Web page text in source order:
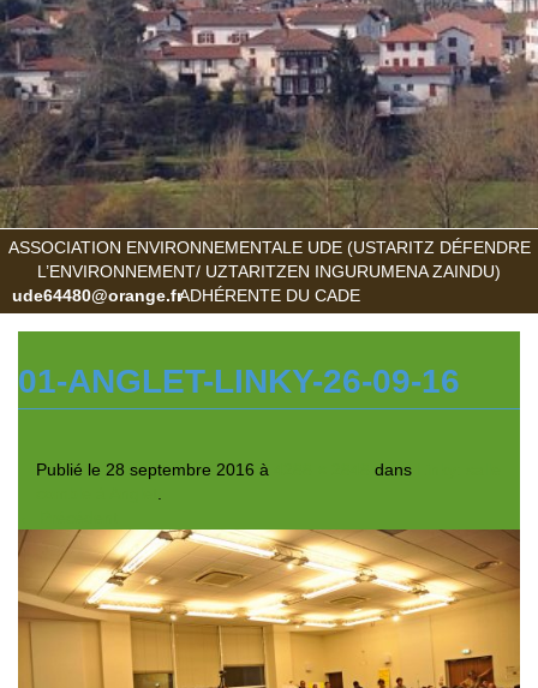
ASSOCIATION ENVIRONNEMENTALE UDE (USTARITZ DÉFENDRE
L’ENVIRONNEMENT/ UZTARITZEN INGURUMENA ZAINDU)
ADHÉRENTE DU CADE
ude64480@orange.fr
01-ANGLET-LINKY-26-09-16
Publié le 28 septembre 2016 à dans